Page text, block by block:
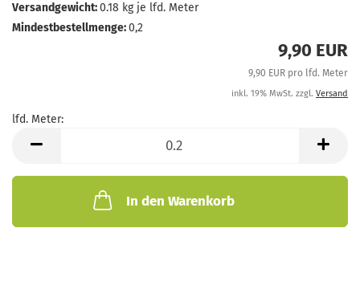
Versandgewicht:0.18 kg je lfd. Meter
Mindestbestellmenge:0,2
9,90 EUR
9,90 EUR pro lfd. Meter
inkl. 19% MwSt. zzgl. Versand
lfd. Meter:
Meter
In den Warenkorb